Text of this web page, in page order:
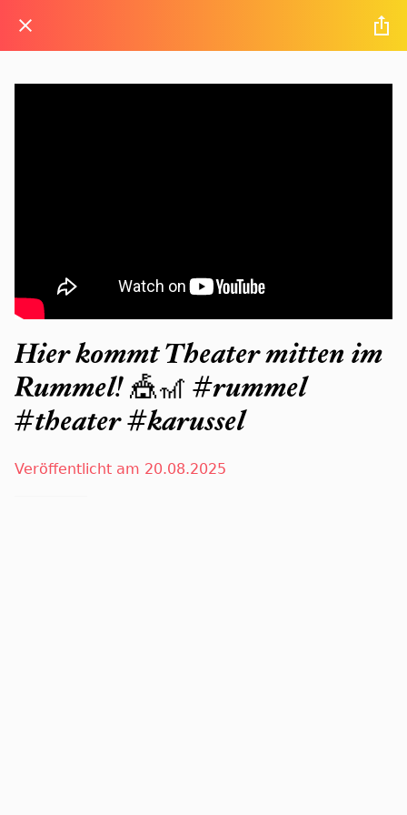
Hier kommt Theater mitten im
Rummel! 🎪🎢 #rummel
#theater #karussel
Veröffentlicht am 20.08.2025